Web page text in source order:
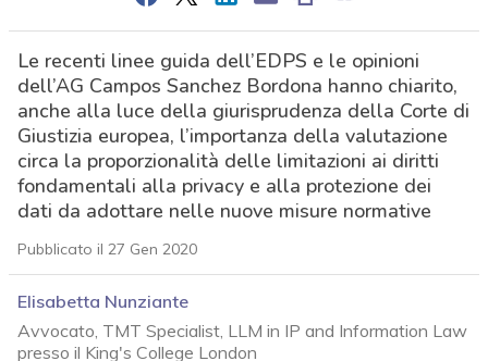
Le recenti linee guida dell’EDPS e le opinioni
dell’AG Campos Sanchez Bordona hanno chiarito,
anche alla luce della giurisprudenza della Corte di
Giustizia europea, l’importanza della valutazione
circa la proporzionalità delle limitazioni ai diritti
fondamentali alla privacy e alla protezione dei
dati da adottare nelle nuove misure normative
Pubblicato il 27 Gen 2020
Elisabetta Nunziante
Avvocato, TMT Specialist, LLM in IP and Information Law
presso il King's College London